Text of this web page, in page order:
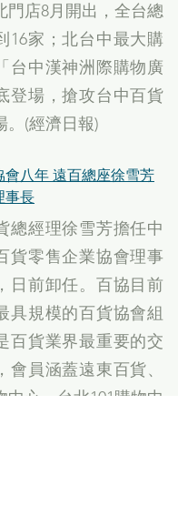
門店8月開出，全台總
16家；北台中最大購
台中漢神洲際購物廣
登場，搶攻台中百貨
。(經濟日報)
八年 遠百總座徐雪芳
事長
總經理徐雪芳擔任中
貨零售企業協會理事
日前卸任。百協目前
具規模的百貨協會組
百貨業界最重要的交
會員涵蓋遠東百貨、
中心、台北101購物中